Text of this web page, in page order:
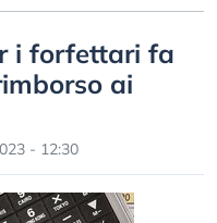
i forfettari fa
ai
- 12:30